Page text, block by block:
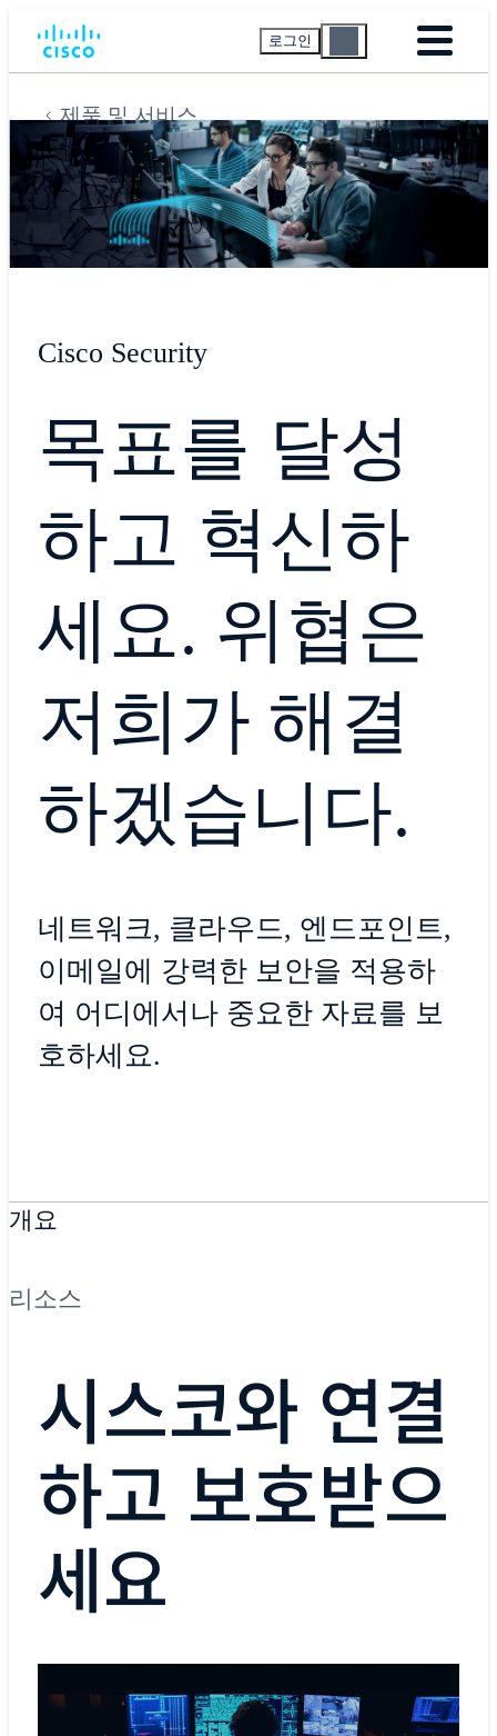
로그인
제품 및 서비스
Cisco Security
목표를 달성
하고 혁신하
세요. 위협은
저희가 해결
하겠습니다.
네트워크, 클라우드, 엔드포인트,
이메일에 강력한 보안을 적용하
여 어디에서나 중요한 자료를 보
호하세요.
개요
리소스
시스코와 연결
하고 보호받으
세요